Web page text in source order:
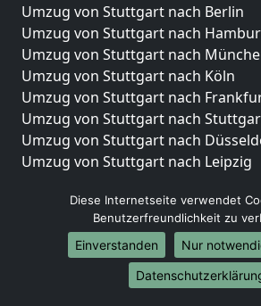
Umzug von Stuttgart nach Berlin
Umzug von Stuttgart nach
Umzug von Stuttgart nach
Umzug von Stuttgart nach Köln
Umzug von Stuttgart nach
Umzug von Stuttgart nach
Umzug von Stuttgart nach
Umzug von Stuttgart nach Leipzig
Umzug von Stuttgart nach Essen
Umzug von Stuttgart nach Bremen
Umzug von Stuttgart nach
Umzug von Stuttgart nach
Umzug von Stuttgart nach
Diese Internetseite verwendet
Benutzerfreundlichkeit zu
Einverstanden
Nur